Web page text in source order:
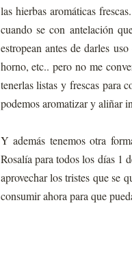
las hierbas aromáticas
cuando se con antelación
estropean antes de darles
horno, etc.. pero no me
tenerlas listas y frescas para
podemos aromatizar y aliñar
Y además tenemos otra
Rosalía para todos los días 1
aprovechar los tristes que se
consumir ahora para que